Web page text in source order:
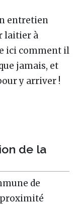
entretien
laitier à
ici comment il
jamais, et
y arriver !
de la
de
proximité